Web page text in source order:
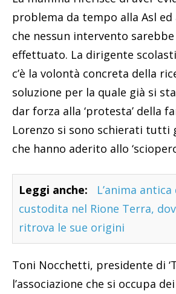
problema da tempo alla Asl ed
che nessun intervento
effettuato. La dirigente
c’è la volontà concreta della
soluzione per la quale già si
dar forza alla ‘protesta’ della
Lorenzo si sono schierati
che hanno aderito allo
Leggi anche:
L’anima
custodita nel Rione Terra,
ritrova le sue origini
Toni Nocchetti, presidente di
l’associazione che si occupa